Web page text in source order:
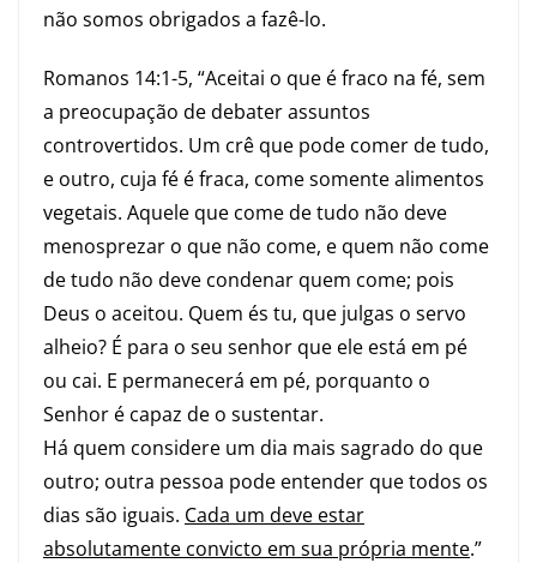
não somos obrigados a fazê-lo.
Romanos 14:1-5, “Aceitai o que é fraco na fé, sem
a preocupação de debater assuntos
controvertidos. Um crê que pode comer de tudo,
e outro, cuja fé é fraca, come somente alimentos
vegetais. Aquele que come de tudo não deve
menosprezar o que não come, e quem não come
de tudo não deve condenar quem come; pois
Deus o aceitou. Quem és tu, que julgas o servo
alheio? É para o seu senhor que ele está em pé
ou cai. E permanecerá em pé, porquanto o
Senhor é capaz de o sustentar.
Há quem considere um dia mais sagrado do que
outro; outra pessoa pode entender que todos os
dias são iguais. Cada um deve estar
absolutamente convicto em sua própria mente.”